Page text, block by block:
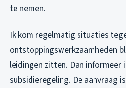
te nemen.
Ik kom regelmatig situaties
ontstoppingswerkzaamheden
leidingen zitten. Dan informeer
subsidieregeling. De aanvraag